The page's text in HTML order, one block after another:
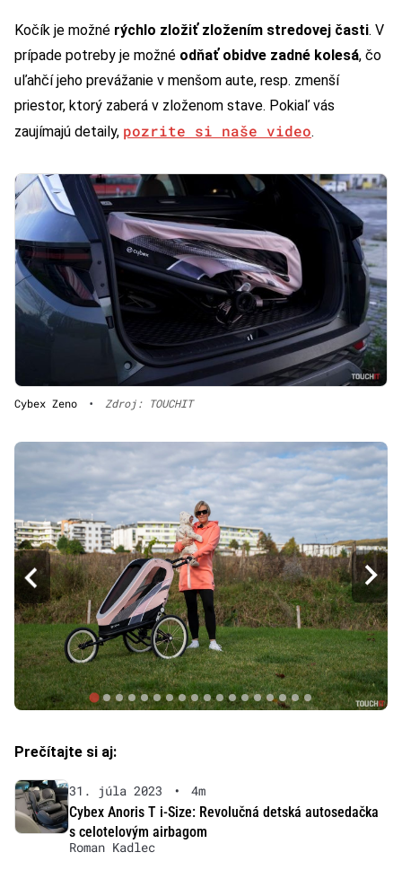
Kočík je možné rýchlo zložiť zložením stredovej časti. V
prípade potreby je možné odňať obidve zadné kolesá, čo
uľahčí jeho prevážanie v menšom aute, resp. zmenší
priestor, ktorý zaberá v zloženom stave. Pokiaľ vás
zaujímajú detaily, pozrite si naše video.
Cybex Zeno • Zdroj: TOUCHIT
Prečítajte si aj:
31. júla 2023 •
4m
Cybex Anoris T i-Size: Revolučná detská autosedačka
s celotelovým airbagom
Roman Kadlec